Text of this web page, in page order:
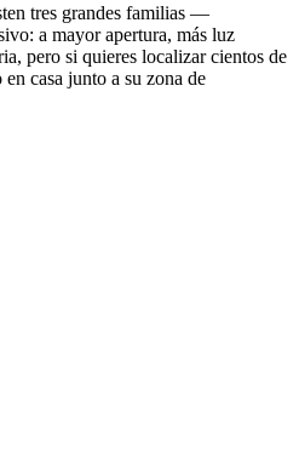
tres grandes familias —
a mayor apertura, más luz
pero si quieres localizar cientos de
casa junto a su zona de